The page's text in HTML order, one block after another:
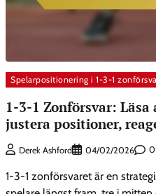
Spelarpositionering i 1-3-1
1-3-1 Zonförsvar:
justera positioner,
Derek Ashford 04/02/2026 0
1-3-1 zonförsvaret är en